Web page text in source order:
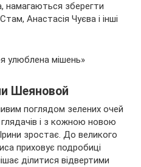
намагаються зберегти
Анастасія Чуєва і інші
улюблена мішень»
Шеяновой
поглядом зелених очей
і з кожною новою
зростає. До великого
приховує подробиці
ділитися відвертими